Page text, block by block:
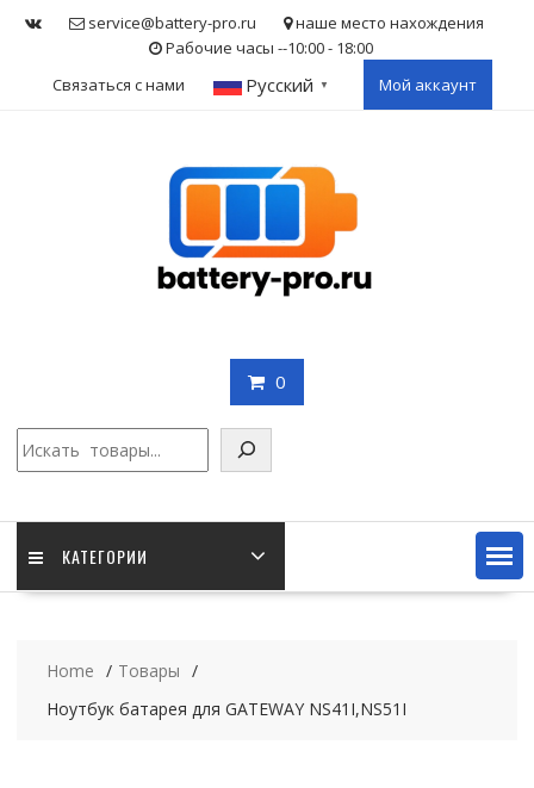
service@battery-pro.ru
наше место нахождения
Рабочие часы --10:00 - 18:00
Связаться с нами
Русский ▼ Мой аккаунт
0
КАТЕГОРИИ
Home
Товары
Ноутбук батарея для GATEWAY NS41I,NS51I